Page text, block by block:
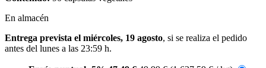
En almacén
Entrega prevista el miércoles, 19 agosto, si se realiza el pedido
antes del lunes a las 23:59 h.